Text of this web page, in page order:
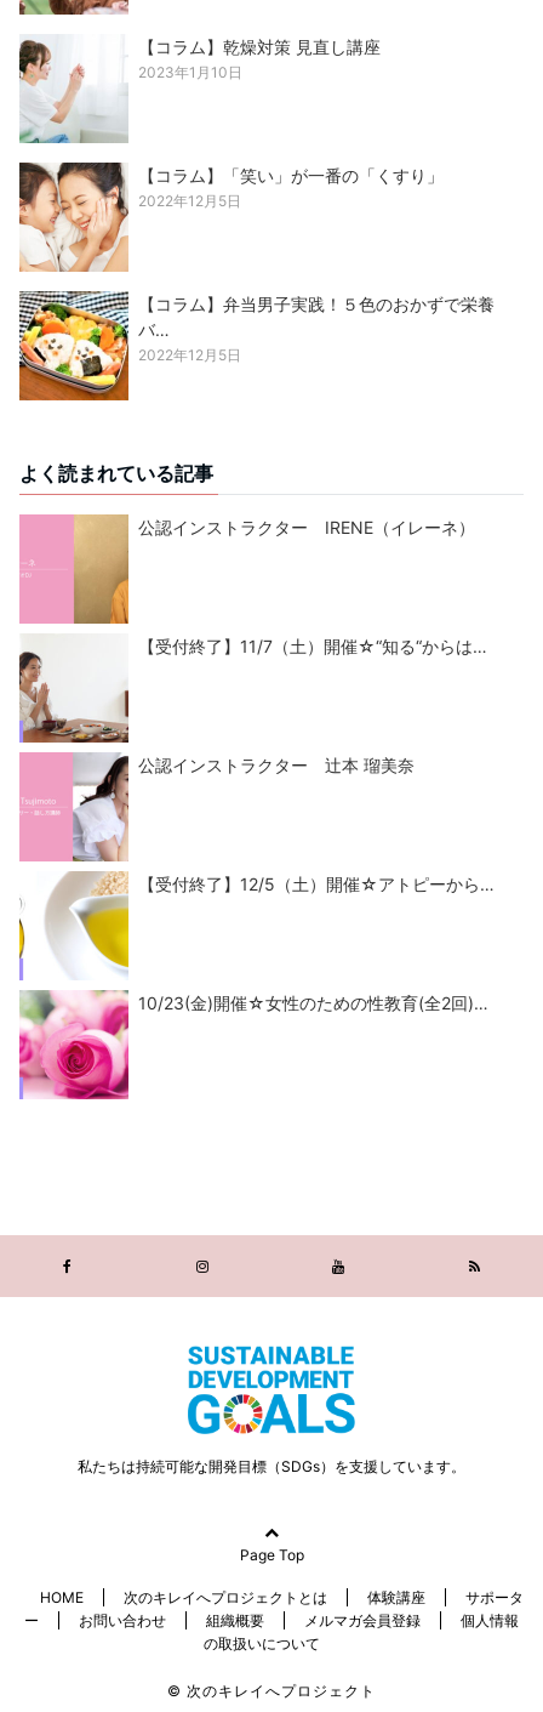
【コラム】乾燥対策 見直し講座
2023年1月10日
【コラム】「笑い」が一番の「くすり」
2022年12月5日
【コラム】弁当男子実践！５色のおかずで栄養
バ…
2022年12月5日
よく読まれている記事
公認インストラクター IRENE（イレーネ）
【受付終了】11/7（土）開催☆“知る“からは…
公認インストラクター 辻本 瑠美奈
【受付終了】12/5（土）開催☆アトピーから…
10/23(金)開催☆女性のための性教育(全2回)…
私たちは持続可能な開発目標（SDGs）を支援しています。
Page Top
HOME 次のキレイへプロジェクトとは 体験講座
サポータ
ー
お問い合わせ 組織概要 メルマガ会員登録
個人情報
の取扱いについて
© 次のキレイへプロジェクト